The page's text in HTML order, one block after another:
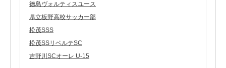
徳島ヴォルティスユース
県立板野高校サッカー部
松茂SSS
松茂SSリベルテSC
吉野川SCオーレ U-15